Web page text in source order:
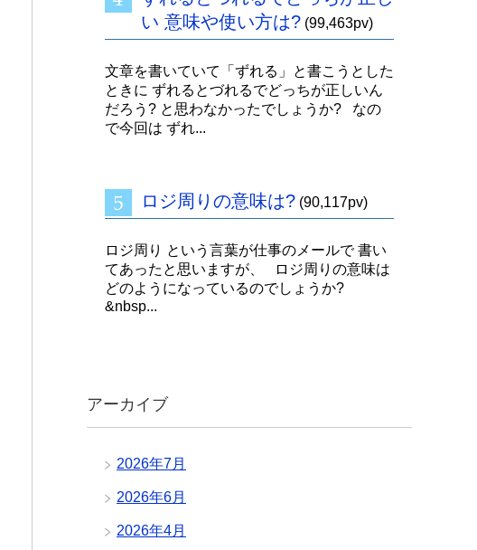
い 意味や使い方は? (99,463pv)
文章を書いていて「ずれる」と書こうとした
ときに ずれるとづれるでどっちが正しいん
だろう? と思わなかったでしょうか? なの
で今回は ずれ...
ロジ周りの意味は? (90,117pv)
ロジ周り という言葉が仕事のメールで 書い
てあったと思いますが、 ロジ周りの意味は
どのようになっているのでしょうか?
&nbsp...
アーカイブ
2026年7月
2026年6月
2026年4月